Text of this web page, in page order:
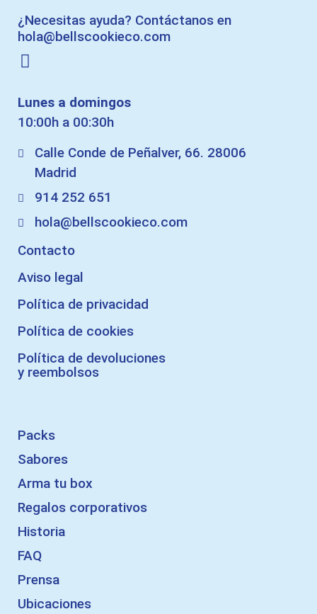
¿Necesitas ayuda? Contáctanos en
hola@bellscookieco.com
Lunes a domingos
10:00h a 00:30h
Calle Conde de Peñalver, 66. 28006
Madrid
914 252 651
hola@bellscookieco.com
Packs
Sabores
Arma tu box
Regalos corporativos
Historia
FAQ
Prensa
Ubicaciones
Contacto
Aviso legal
Política de privacidad
Política de cookies
Política de devoluciones
y reembolsos